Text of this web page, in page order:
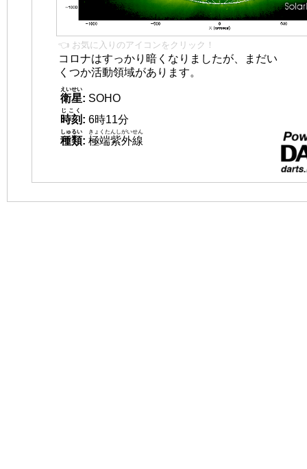
👈 お気に入りのアイコンをクリック！
コロナはすっかり暗くなりましたが、まだい
くつか活動領域があります。
衛星
えいせい
: SOHO
時刻
じこく
: 6時11分
種類
しゅるい
: 極端紫外線
きょくたんしがいせん